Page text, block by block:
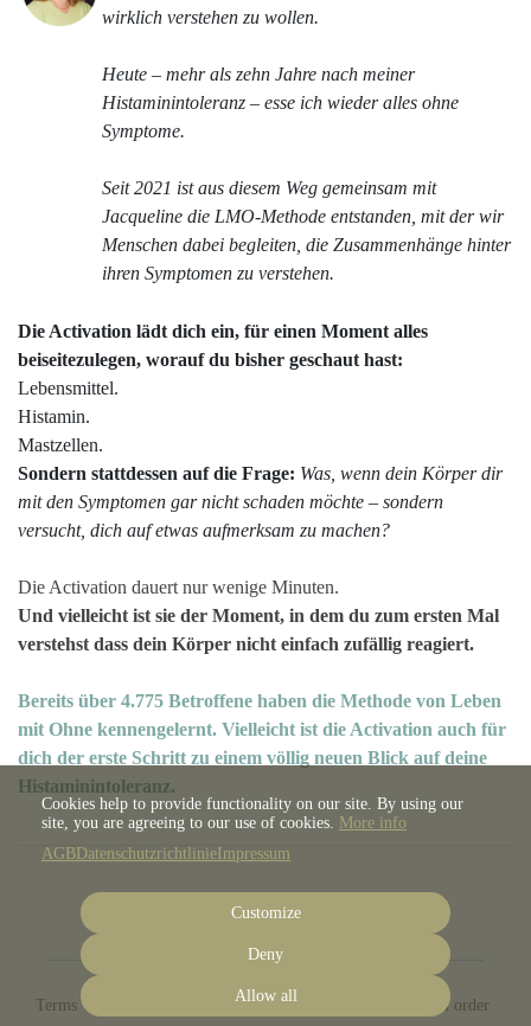
wirklich verstehen zu wollen.
Heute – mehr als zehn Jahre nach meiner
Histaminintoleranz – esse ich wieder alles ohne
Symptome.
Seit 2021 ist aus diesem Weg gemeinsam mit
Jacqueline die LMO-Methode entstanden, mit der wir
Menschen dabei begleiten, die Zusammenhänge hinter
ihren Symptomen zu verstehen.
Die Activation lädt dich ein, für einen Moment alles
beiseitezulegen, worauf du bisher geschaut hast:
Lebensmittel.
Histamin.
Mastzellen.
Sondern stattdessen auf die Frage: Was, wenn dein Körper dir
mit den Symptomen gar nicht schaden möchte – sondern
versucht, dich auf etwas aufmerksam zu machen?
Die Activation dauert nur wenige Minuten.
Und vielleicht ist sie der Moment, in dem du zum ersten Mal
verstehst dass dein Körper nicht einfach zufällig reagiert.
Bereits über 4.775 Betroffene haben die Methode von Leben
mit Ohne kennengelernt. Vielleicht ist die Activation auch für
dich der erste Schritt zu einem völlig neuen Blick auf deine
Histaminintoleranz.
Terms Cancel subscription Cancel order
Cookies help to provide functionality on our site. By using our
site, you are agreeing to our use of cookies. More info
AGB Datenschutzrichtlinie Impressum
Customize
Deny
Allow all